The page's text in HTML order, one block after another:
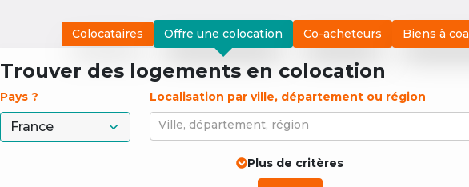
Colocataires Offre une colocation Co-acheteurs Biens à
Trouver des logements en colocation
Pays ?
Localisation par ville, département ou région
Ville, département, région
Plus de critères